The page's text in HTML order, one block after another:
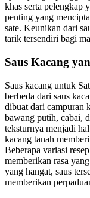
khas serta pelengkap
penting yang
sate. Keunikan dari
tarik tersendiri bagi
Saus Kacang
Saus kacang untuk
berbeda dari saus
dibuat dari campuran
bawang putih, cabai,
teksturnya menjadi
kacang tanah
Beberapa variasi
memberikan rasa
yang hangat, saus
memberikan